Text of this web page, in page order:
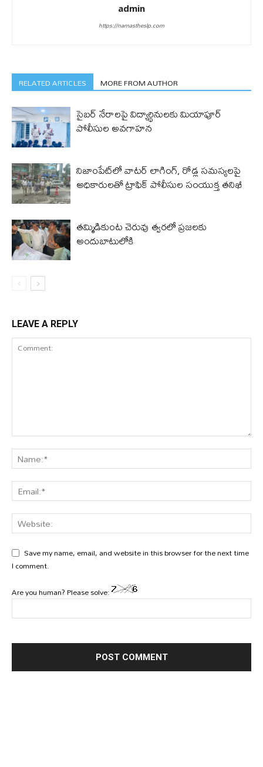
admin
https://namastheslp.com
RELATED ARTICLES MORE FROM AUTHOR
సైబర్ నేరాలపై విద్యార్థినులకు మియాపూర్
పోలీసుల అవగాహన
నిజాంపేట్‌లో వాటర్ లాగింగ్, రోడ్ల సమస్యలపై
అధికారులతో ట్రాఫిక్ పోలీసుల సంయుక్త తనిఖీ
తమ్మిడికుంట చెరువు త్వరలో ప్రజలకు
అందుబాటులోకి
LEAVE A REPLY
Save my name, email, and website in this browser for the next time
I comment.
Are you human? Please solve: